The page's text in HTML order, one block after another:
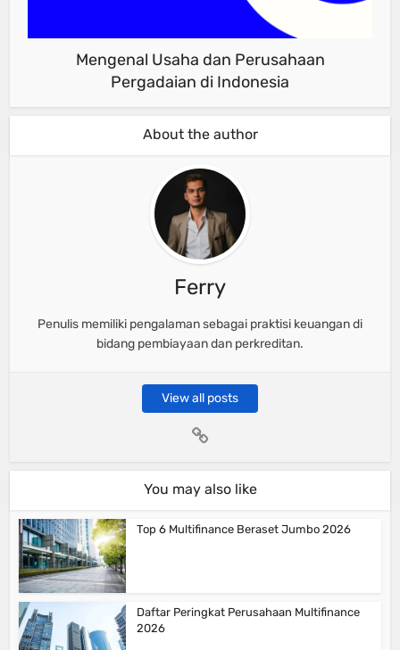
Mengenal Usaha dan Perusahaan
Pergadaian di Indonesia
About the author
Ferry
Penulis memiliki pengalaman sebagai praktisi keuangan di
bidang pembiayaan dan perkreditan.
View all posts
You may also like
Top 6 Multifinance Beraset Jumbo 2026
Daftar Peringkat Perusahaan Multifinance
2026